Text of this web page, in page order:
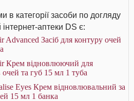
категорії засоби по догляду
аптеки DS є:
Advanced Засіб для контуру очей
Крем відновлюючий для
очей та губ 15 мл 1 туба
Eyes Крем відновлювальний за
15 мл 1 банка